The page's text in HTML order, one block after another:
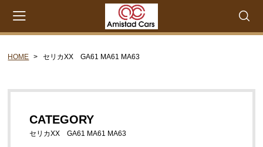
CATEGORY
セリカXX MA45 MA46 MA55 MA56
HOME セリカXX GA61 MA61 MA63
CATEGORY
セリカXX GA61 MA61 MA63